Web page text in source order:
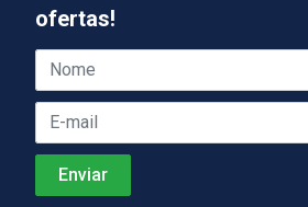
ofertas!